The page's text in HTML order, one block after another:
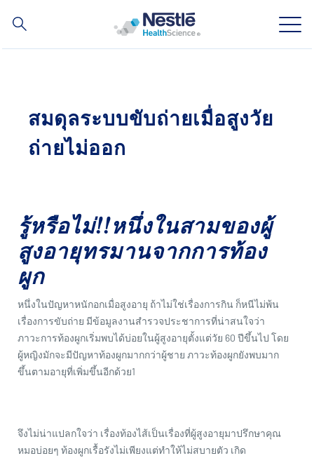
สินค้าของเรา
การลงทุนและหุ้นส่วนทางธุรกิจของเรา
Contact
revamp
ติดต่อเรา
Social
revamp
v2
เปลี่ยนโหมดหน้าจอ
สมดุลระบบขับถ่ายเมื่อสูงวัย
ถ่ายไม่ออก
รู้หรือไม่!!หนึ่งในสามของผู้
สูงอายุทรมานจากการท้อง
ผูก
หนึ่งในปัญหาหนักอกเมื่อสูงอายุ ถ้าไม่ใช่เรื่องการกิน ก็หนีไม่พ้น
เรื่องการขับถ่าย มีข้อมูลงานสำรวจประชาการที่น่าสนใจว่า
ภาวะการท้องผูกเริ่มพบได้บ่อยในผู้สูงอายุตั้งแต่วัย 60 ปีขึ้นไป โดย
ผู้หญิงมักจะมีปัญหาท้องผูกมากกว่าผู้ชาย ภาวะท้องผูกยังพบมาก
ขึ้นตามอายุที่เพิ่มขึ้นอีกด้วย1
จึงไม่น่าแปลกใจว่า เรื่องท้องไส้เป็นเรื่องที่ผู้สูงอายุมาปรึกษาคุณ
หมอบ่อยๆ ท้องผูกเรื้อรังไม่เพียงแต่ทำให้ไม่สบายตัว เกิด